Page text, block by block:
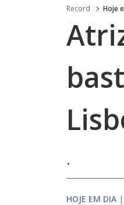
Record Hoje
.
HOJE EM DIA |